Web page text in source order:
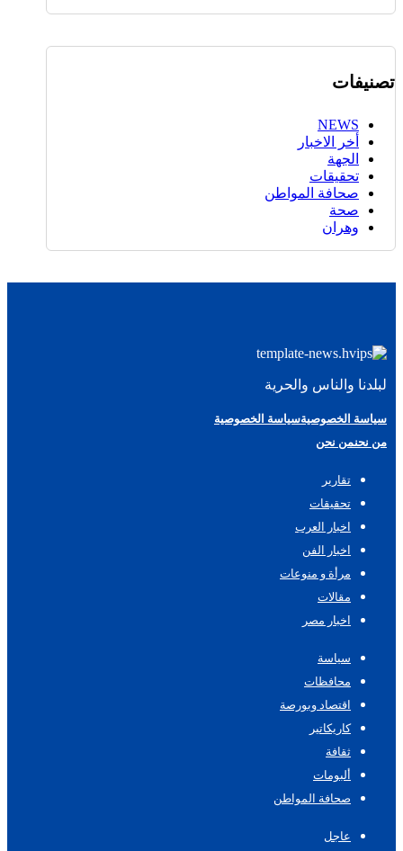
تصنيفات
NEWS
أخر الاخبار
الجهة
تحقيقات
صحافة المواطن
صحة
وهران
لبلدنا والناس والحرية
سياسة الخصوصيةسياسة الخصوصية
من نحنمن نحن
تقارير
تحقيقات
اخبار العرب
اخبار الفن
مرأة و منوعات
مقالات
اخبار مصر
سياسة
محافظات
اقتصاد وبورصة
كاريكاتير
ثقافة
ألبومات
صحافة المواطن
عاجل